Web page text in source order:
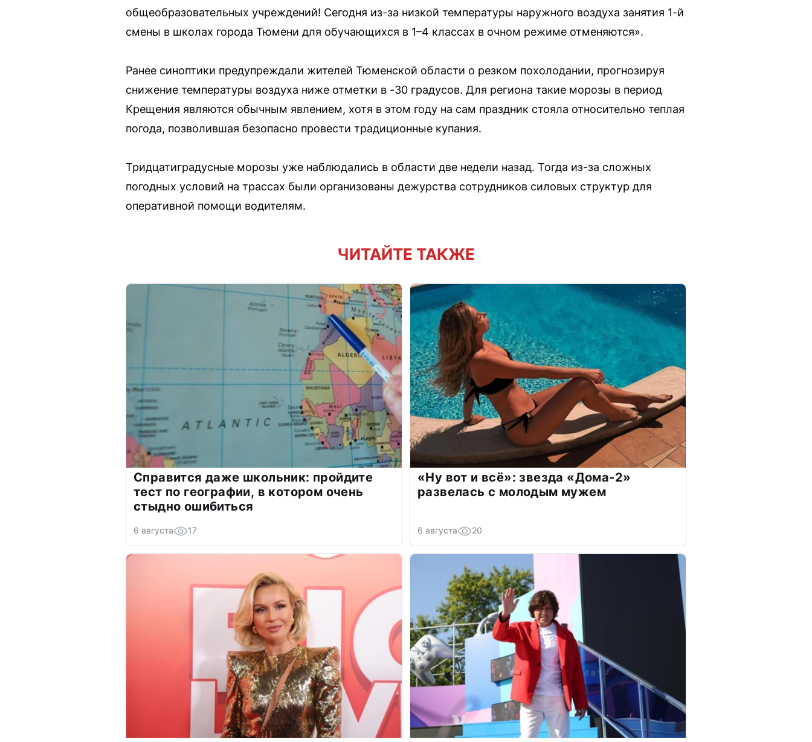
общеобразовательных учреждений! Сегодня из-за низкой температуры наружного воздуха занятия 1-й
смены в школах города Тюмени для обучающихся в 1–4 классах в очном режиме отменяются».
Ранее синоптики предупреждали жителей Тюменской области о резком похолодании, прогнозируя
снижение температуры воздуха ниже отметки в -30 градусов. Для региона такие морозы в период
Крещения являются обычным явлением, хотя в этом году на сам праздник стояла относительно теплая
погода, позволившая безопасно провести традиционные купания.
Тридцатиградусные морозы уже наблюдались в области две недели назад. Тогда из-за сложных
погодных условий на трассах были организованы дежурства сотрудников силовых структур для
оперативной помощи водителям.
ЧИТАЙТЕ ТАКЖЕ
Справится даже школьник: пройдите
тест по географии, в котором очень
стыдно ошибиться
6 августа 17
«Ну вот и всё»: звезда «Дома-2»
развелась с молодым мужем
6 августа 20